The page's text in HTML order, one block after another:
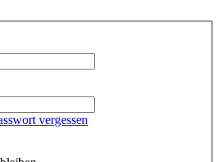
vergessen